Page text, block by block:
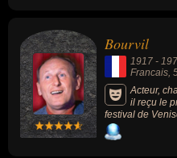
Bourvil
1917 -
Francais ,
Acteur,
il reçu le
festival de
rôle dans le
Puis il